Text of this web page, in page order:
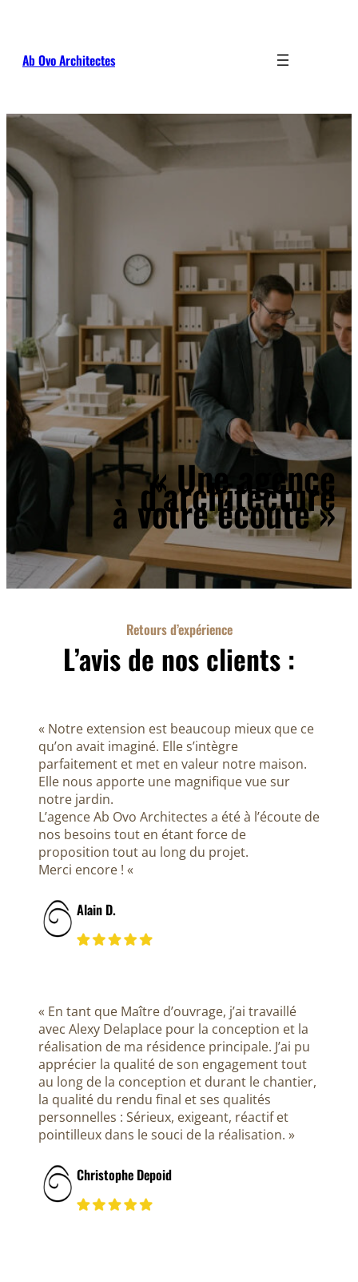
Ab Ovo Architectes
« Une agence
d’architecture
à votre écoute »
Retours d’expérience
L’avis de nos clients :
« Notre extension est beaucoup mieux que ce
qu’on avait imaginé. Elle s’intègre
parfaitement et met en valeur notre maison.
Elle nous apporte une magnifique vue sur
notre jardin.
L’agence Ab Ovo Architectes a été à l’écoute de
nos besoins tout en étant force de
proposition tout au long du projet.
Merci encore ! «
Alain D.
« En tant que Maître d’ouvrage, j’ai travaillé
avec Alexy Delaplace pour la conception et la
réalisation de ma résidence principale. J’ai pu
apprécier la qualité de son engagement tout
au long de la conception et durant le chantier,
la qualité du rendu final et ses qualités
personnelles : Sérieux, exigeant, réactif et
pointilleux dans le souci de la réalisation. »
Christophe Depoid